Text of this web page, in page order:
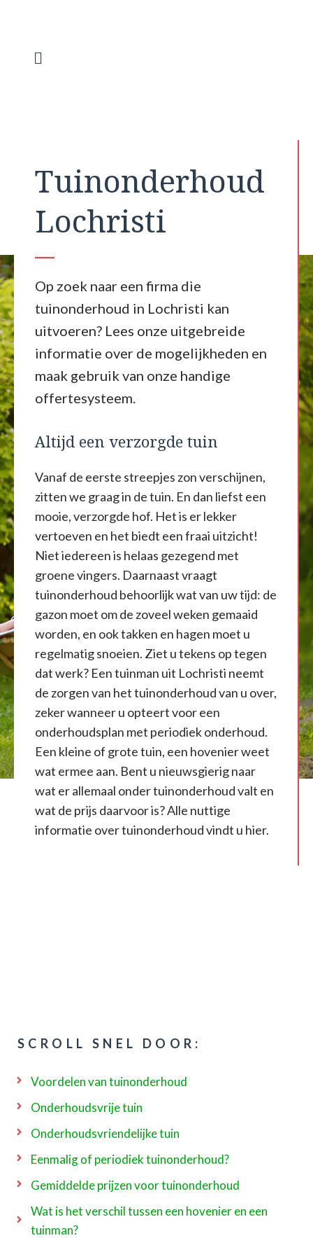
inhoud
Tuinonderhoud
Lochristi
Op zoek naar een firma die
tuinonderhoud in Lochristi kan
uitvoeren? Lees onze uitgebreide
informatie over de mogelijkheden en
maak gebruik van onze handige
offertesysteem.
Altijd een verzorgde tuin
Vanaf de eerste streepjes zon verschijnen,
zitten we graag in de tuin. En dan liefst een
mooie, verzorgde hof. Het is er lekker
vertoeven en het biedt een fraai uitzicht!
Niet iedereen is helaas gezegend met
groene vingers. Daarnaast vraagt
tuinonderhoud behoorlijk wat van uw tijd: de
gazon moet om de zoveel weken gemaaid
worden, en ook takken en hagen moet u
regelmatig snoeien. Ziet u tekens op tegen
dat werk? Een tuinman uit Lochristi neemt
de zorgen van het tuinonderhoud van u over,
zeker wanneer u opteert voor een
onderhoudsplan met periodiek onderhoud.
Een kleine of grote tuin, een hovenier weet
wat ermee aan. Bent u nieuwsgierig naar
wat er allemaal onder tuinonderhoud valt en
wat de prijs daarvoor is? Alle nuttige
informatie over tuinonderhoud vindt u hier.
SCROLL SNEL DOOR:
Voordelen van tuinonderhoud
Onderhoudsvrije tuin
Onderhoudsvriendelijke tuin
Eenmalig of periodiek tuinonderhoud?
Gemiddelde prijzen voor tuinonderhoud
Wat is het verschil tussen een hovenier en een
tuinman?